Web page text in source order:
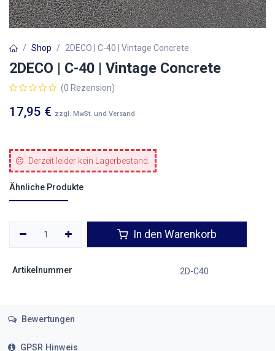
Shop 2DECO | C-40 | Vintage Concrete
2DECO | C-40 | Vintage Concrete
(0 Rezension)
17,95 € zzgl. MwSt. und Versand
Derzeit leider kein Lagerbestand.
Ähnliche Produkte
In den Warenkorb
Artikelnummer 2D-C40
Bewertungen
GPSR Hinweis